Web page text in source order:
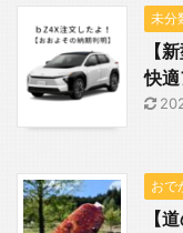
未分
【
快適
おで
【